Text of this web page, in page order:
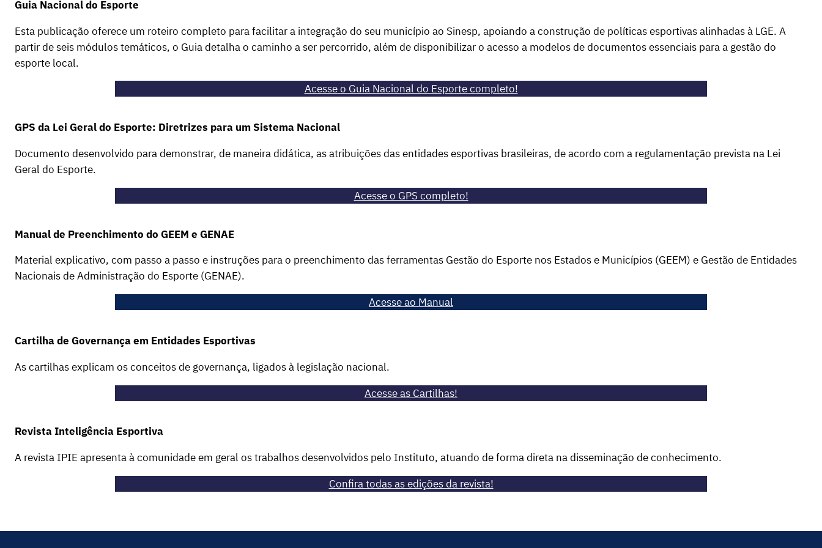
Guia Nacional do Esporte
Esta publicação oferece um roteiro completo para facilitar a integração do seu município ao Sinesp, apoiando a construção de políticas esportivas alinhadas à LGE. A
partir de seis módulos temáticos, o Guia detalha o caminho a ser percorrido, além de disponibilizar o acesso a modelos de documentos essenciais para a gestão do
esporte local.
Acesse o Guia Nacional do Esporte completo!
GPS da Lei Geral do Esporte: Diretrizes para um Sistema Nacional
Documento desenvolvido para demonstrar, de maneira didática, as atribuições das entidades esportivas brasileiras, de acordo com a regulamentação prevista na Lei
Geral do Esporte.
Acesse o GPS completo!
Manual de Preenchimento do GEEM e GENAE
Material explicativo, com passo a passo e instruções para o preenchimento das ferramentas Gestão do Esporte nos Estados e Municípios (GEEM) e Gestão de Entidades
Nacionais de Administração do Esporte (GENAE).
Acesse ao Manual
Cartilha de Governança em Entidades Esportivas
As cartilhas explicam os conceitos de governança, ligados à legislação nacional.
Acesse as Cartilhas!
Revista Inteligência Esportiva
A revista IPIE apresenta à comunidade em geral os trabalhos desenvolvidos pelo Instituto, atuando de forma direta na disseminação de conhecimento.
Confira todas as edições da revista!